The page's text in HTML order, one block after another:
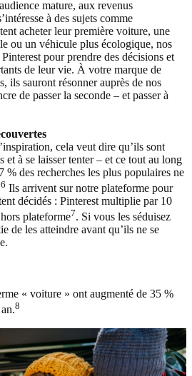
mature, aux revenus
à des sujets comme
acheter leur première voiture, une
ou un véhicule plus écologique, nos
pour prendre des décisions et
de leur vie. À votre marque de
ils sauront résonner auprès de nos
de passer la seconde – et passer à
cela veut dire qu’ils sont
et à se laisser tenter – et ce tout au long
% des recherches les plus populaires ne
6 Ils arrivent sur notre plateforme pour
décidés : Pinterest multiplie par 10
plateforme7. Si vous les séduisez
de les atteindre avant qu’ils ne se
« voiture » ont augmenté de 35 %
8